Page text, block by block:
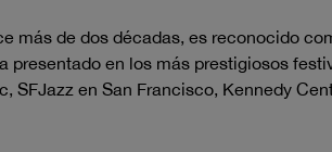
más de dos décadas, es reconocido
presentado en los más prestigiosos
en San Francisco, Kennedy